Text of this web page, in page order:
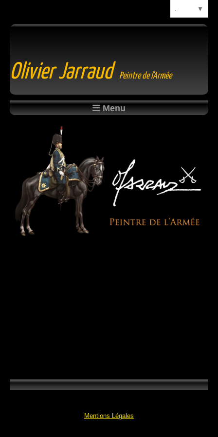
Olivier Jarraud Peintre de l'Armée
Menu
Mentions Légales
▼